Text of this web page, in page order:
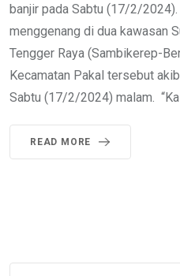
banjir pada Sabtu (17/2/2024).
menggenang di dua kawasan
Tengger Raya (Sambikerep-
Kecamatan Pakal tersebut
Sabtu (17/2/2024) malam.
READ MORE